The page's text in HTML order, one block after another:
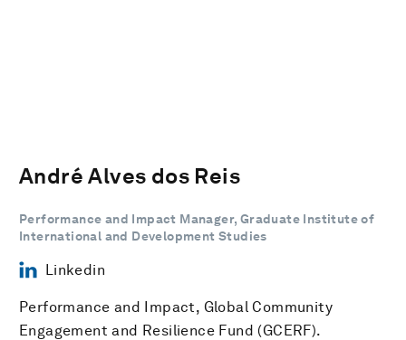
André Alves dos Reis
Performance and Impact Manager, Graduate Institute of
International and Development Studies
Linkedin
Performance and Impact, Global Community
Engagement and Resilience Fund (GCERF).